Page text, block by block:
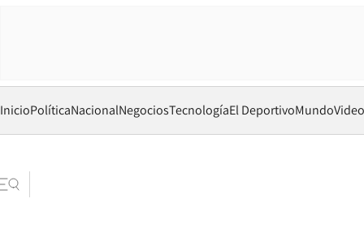
InicioPolíticaNacionalNegociosTecnologíaEl DeportivoMundo